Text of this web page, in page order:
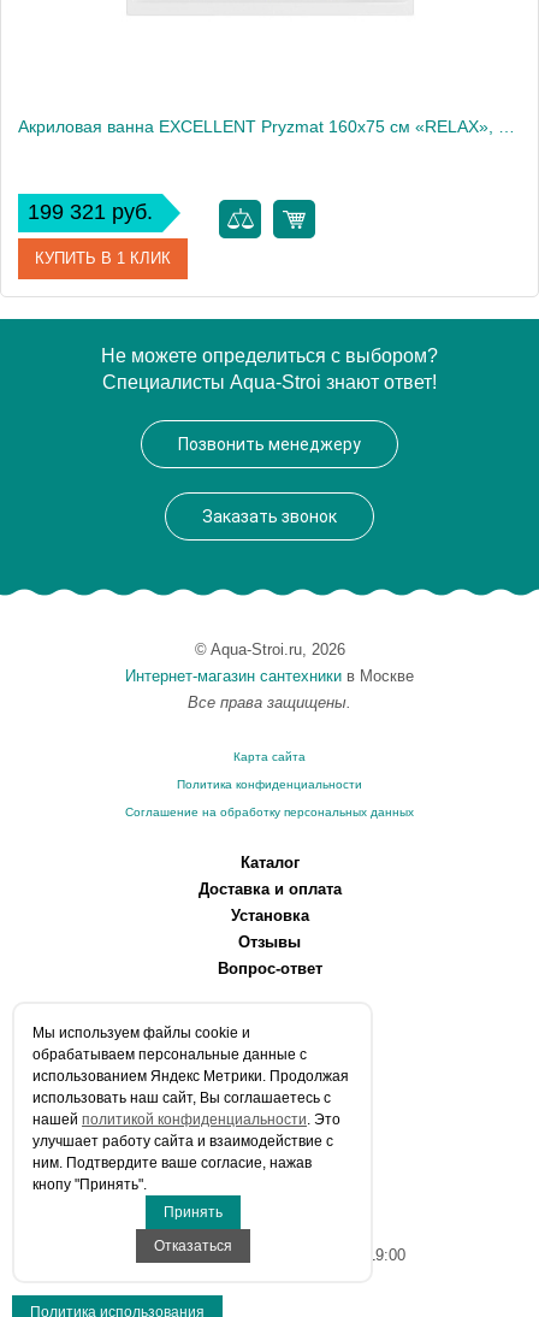
199 321 руб.
КУПИТЬ В 1 КЛИК
WAEX.PRY16.RELAX.BR
Производитель
Не можете определиться с выбором?
Специалисты Aqua-Stroi знают ответ!
Позвонить менеджеру
Заказать звонок
© Aqua-Stroi.ru, 2026
Интернет-магазин сантехники в Москве
Все права защищены.
Карта сайта
Политика конфиденциальности
Соглашение на обработку персональных данных
Каталог
Доставка и оплата
Установка
Отзывы
Вопрос-ответ
Сервисные центры
Контакты
Статьи
Телефоны:
E-mail:info@aqua-stroi.ru
Время работы: Пн-Вс с 9:00 до 19:00
Политика использования
Мы используем файлы сookie и
обрабатываем персональные данные с
использованием Яндекс Метрики. Продолжая
использовать наш сайт, Вы соглашаетесь с
нашей политикой конфиденциальности. Это
улучшает работу сайта и взаимодействие с
ним. Подтвердите ваше согласие, нажав
кнопу "Принять".
Принять
Отказаться